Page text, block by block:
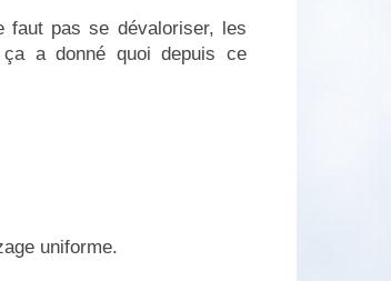
faut pas se dévaloriser, les
a donné quoi depuis ce
uniforme.